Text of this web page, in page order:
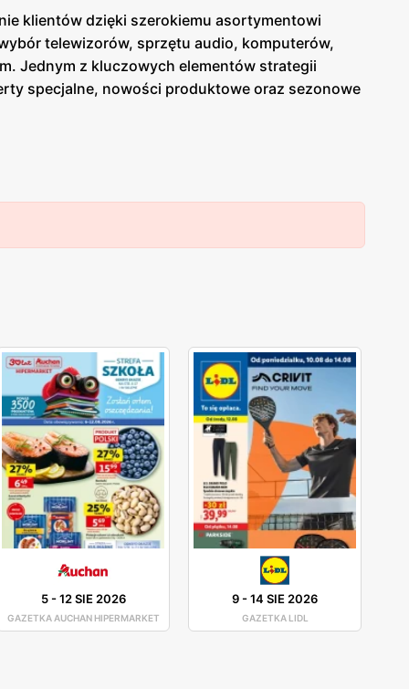
klientów dzięki szerokiemu asortymentowi
telewizorów, sprzętu audio, komputerów,
Jednym z kluczowych elementów strategii
specjalne, nowości produktowe oraz sezonowe
te są dostępne zarówno w formie
Dzięki temu
oraz innowacyjnymi rozwiązaniami, które
aby sprostać oczekiwaniom klientów
5-12 SIE 2026
GAZETKA AUCHAN HIPERMARKET
9-14 SIE 2026
GAZETKA LIDL